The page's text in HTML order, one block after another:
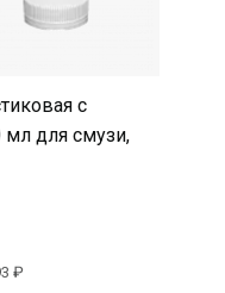
с
для смузи,
₽